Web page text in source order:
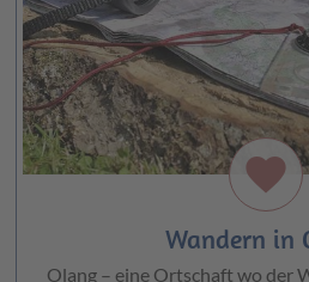
favorite
Wandern in
Olang – eine Ortschaft wo der